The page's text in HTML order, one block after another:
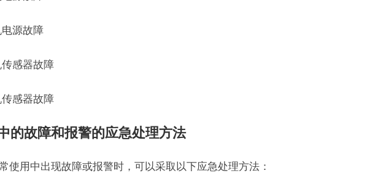
源故障
感器故障
感器故障
的故障和报警的应急处理方法
使用中出现故障或报警时，可以采取以下应急处理方法：